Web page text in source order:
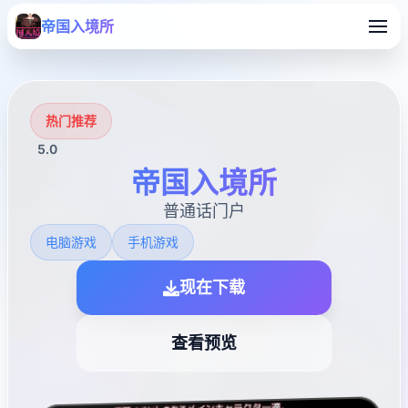
帝国入境所
热门推荐
5.0
帝国入境所
普通话门户
电脑游戏 手机游戏
现在下载
查看预览